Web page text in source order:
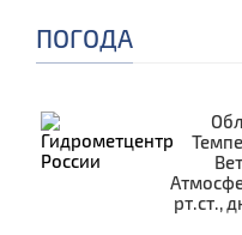
ПОГОДА
рт.ст.,